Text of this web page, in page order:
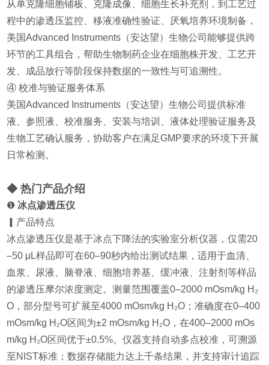
从单克隆细胞铺板、克隆成像、细胞生长补充剂，到工艺过
程中的渗透压监控、移液准确性验证、厌氧培养环境制备，
美国Advanced Instruments（安达望）生物公司能够提供跨
环节的工具组合，帮助生物制药企业在细胞株开发、工艺开
发、成品放行等阶段保持数据的一致性与可追溯性。
④ 校准与验证服务体系
美国Advanced Instruments（安达望）生物公司提供标准
液、参照液、校准服务、安装与培训、液体处理验证服务及
生物工艺确认服务，协助客户在满足GMP要求的环境下开展
日常检测。
◆ 热门产品介绍
❶ 冰点渗透压仪
▎产品特点
冰点渗透压仪是基于冰点下降法的实验室分析仪器，仅需20
–50 μL样品即可在60–90秒内给出测试结果，适用于血清、
血浆、尿液、脑脊液、细胞培养基、缓冲液、注射剂等样品
的渗透压摩尔浓度测定。测量范围覆盖0–2000 mOsm/kg H₂
O，部分型号可扩展至4000 mOsm/kg H₂O；准确度在0–400
mOsm/kg H₂O区间为±2 mOsm/kg H₂O，在400–2000 mOs
m/kg H₂O区间优于±0.5%。仪器支持自动多点校准，可溯源
至NIST标准；数据存储能力达上千条结果，并支持审计追踪